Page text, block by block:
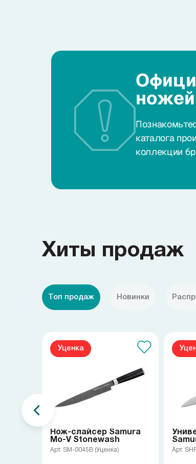
каталога
коллекции
Хиты продаж
Топ продаж Новинки
Уценка
Нож-слайсер Samura
Mo-V Stonewash
Арт. SM-0045B (Уценка) Арт.